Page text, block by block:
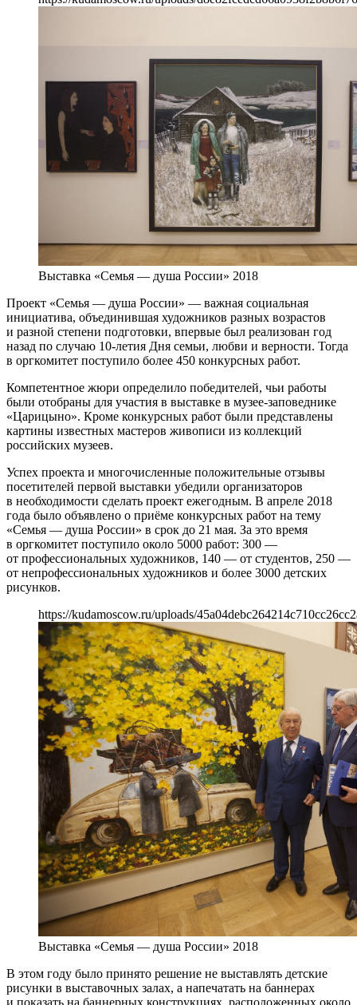
Выставка «Семья — душа России» 2018
Проект «Семья — душа России» — важная социальная
инициатива, объединившая художников разных возрастов
и разной степени подготовки, впервые был реализован год
назад по случаю 10-летия Дня семьи, любви и верности. Тогда
в оргкомитет поступило более 450 конкурсных работ.
Компетентное жюри определило победителей, чьи работы
были отобраны для участия в выставке в музее-заповеднике
«Царицыно». Кроме конкурсных работ были представлены
картины известных мастеров живописи из коллекций
российских музеев.
Успех проекта и многочисленные положительные отзывы
посетителей первой выставки убедили организаторов
в необходимости сделать проект ежегодным. В апреле 2018
года было объявлено о приёме конкурсных работ на тему
«Семья — душа России» в срок до 21 мая. За это время
в оргкомитет поступило около 5000 работ: 300 —
от профессиональных художников, 140 — от студентов, 250 —
от непрофессиональных художников и более 3000 детских
рисунков.
https://kudamoscow.ru/uploads/
Выставка «Семья — душа России» 2018
В этом году было принято решение не выставлять детские
рисунки в выставочных залах, а напечатать на баннерах
и показать на баннерных конструкциях, расположенных около